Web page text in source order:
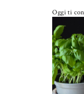
Oggi ti